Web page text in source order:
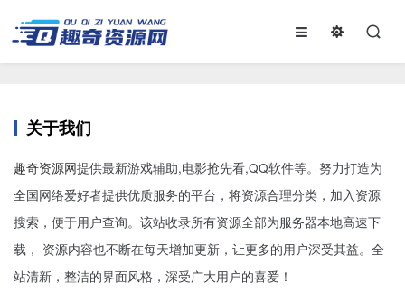
关于我们
趣奇资源网提供最新游戏辅助,电影抢先看,QQ软件等。努力打造为
全国网络爱好者提供优质服务的平台，将资源合理分类，加入资源
搜索，便于用户查询。该站收录所有资源全部为服务器本地高速下
载， 资源内容也不断在每天增加更新，让更多的用户深受其益。全
站清新，整洁的界面风格，深受广大用户的喜爱！